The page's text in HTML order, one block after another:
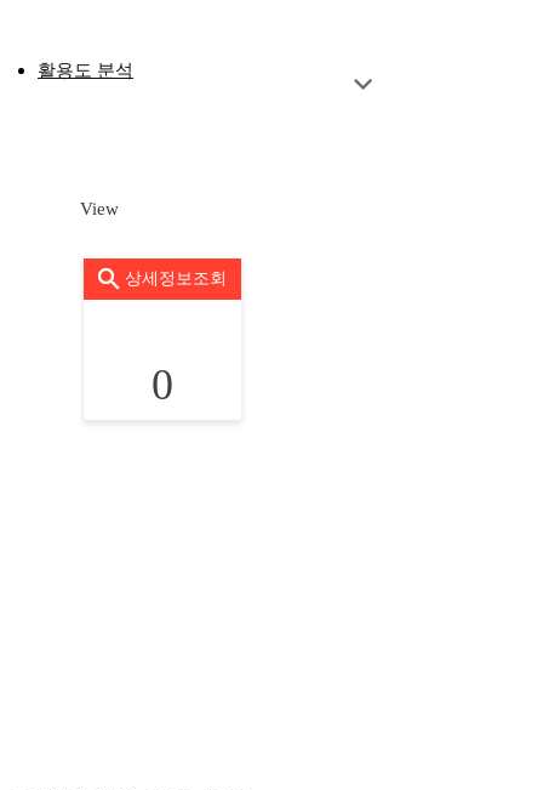
활용도 분석
View
상세정보조회
0